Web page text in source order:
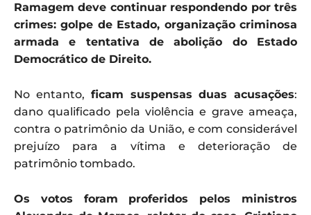
Ramagem deve continuar respondendo por três
crimes: golpe de Estado, organização criminosa
armada e tentativa de abolição do Estado
Democrático de Direito.
No entanto, ficam suspensas duas acusações:
dano qualificado pela violência e grave ameaça,
contra o patrimônio da União, e com considerável
prejuízo para a vítima e deterioração de
patrimônio tombado.
Os votos foram proferidos pelos ministros